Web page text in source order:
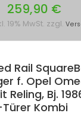
259,90 €
19% MwSt. zzgl.
Rail
f. Opel
Reling, Bj.
Kombi